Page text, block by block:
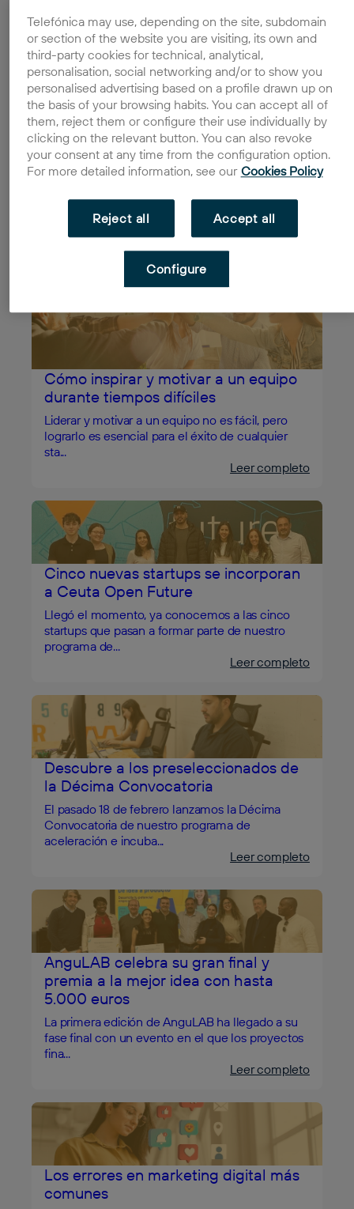
A veces, los recursos y esfuerzos que se utilizan
en estrategias de marketing y ventas no dan sus
f...
Leer completo
Conoce las mejores técnicas de
ventas para vender más
Vender puede ser complicado, sobre todo
cuando acabas de dar vida a tu negocio. Pero
piensa que fue...
Cómo inspirar y motivar a un equipo
durante tiempos difíciles
Liderar y motivar a un equipo no es fácil, pero
lograrlo es esencial para el éxito de cualquier
sta...
Leer completo
Cinco nuevas startups se incorporan
a Ceuta Open Future
Llegó el momento, ya conocemos a las cinco
startups que pasan a formar parte de nuestro
programa de...
Leer completo
Descubre a los preseleccionados de
la Décima Convocatoria
El pasado 18 de febrero lanzamos la Décima
Convocatoria de nuestro programa de
aceleración e incuba...
Leer completo
AnguLAB celebra su gran final y
premia a la mejor idea con hasta
5.000 euros
La primera edición de AnguLAB ha llegado a su
fase final con un evento en el que los proyectos
fina...
Leer completo
Los errores en marketing digital más
comunes
Telefónica may use, depending on the site, subdomain
or section of the website you are visiting, its own and
third-party cookies for technical, analytical,
personalisation, social networking and/or to show you
personalised advertising based on a profile drawn up on
the basis of your browsing habits. You can accept all of
them, reject them or configure their use individually by
clicking on the relevant button. You can also revoke
your consent at any time from the configuration option.
For more detailed information, see our Cookies Policy
Reject all Accept all
Configure